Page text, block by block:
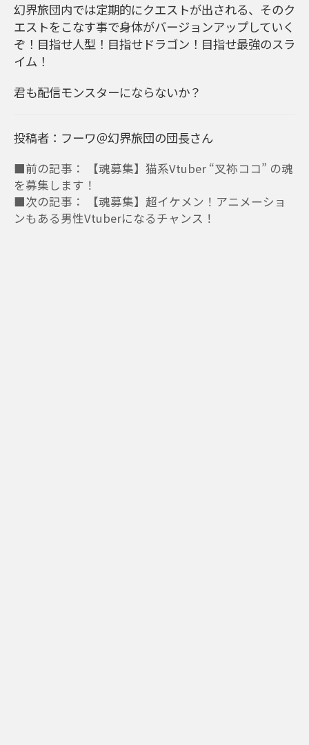
幻界旅団内では定期的にクエストが出される、そのク
エストをこなす事で身体がバージョンアップしていく
ぞ！目指せ人型！目指せドラゴン！目指せ最強のスラ
イム！
君も配信モンスターにならないか？
投稿者：フーワ＠幻界旅団の団長さん
■前の記事： 【魂募集】猫系Vtuber “叉祢ココ” の魂
を募集します！
■次の記事： 【魂募集】超イケメン！アニメーショ
ンもある男性Vtuberになるチャンス！